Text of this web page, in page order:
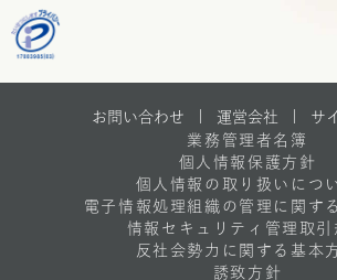
お問い合わせ | 運営会社
サ
業務管理者名簿
個人情報保護方針
個人情報の取り扱いにつ
電子情報処理組織の管理に関す
情報セキュリティ管理取引
反社会勢力に関する基本
誘致方針